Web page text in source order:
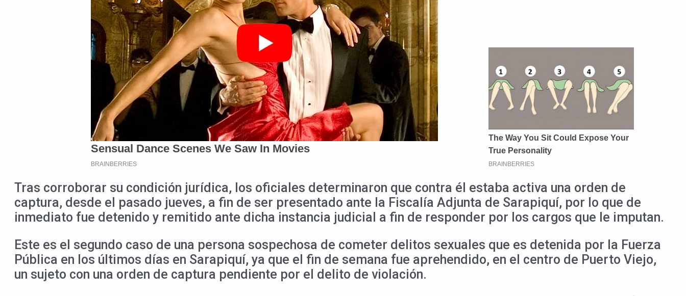
Tras corroborar su condición jurídica, los oficiales determinaron que contra él estaba activa una orden de
captura, desde el pasado jueves, a fin de ser presentado ante la Fiscalía Adjunta de Sarapiquí, por lo que de
inmediato fue detenido y remitido ante dicha instancia judicial a fin de responder por los cargos que le imputan.
Este es el segundo caso de una persona sospechosa de cometer delitos sexuales que es detenida por la Fuerza
Pública en los últimos días en Sarapiquí, ya que el fin de semana fue aprehendido, en el centro de Puerto Viejo,
un sujeto con una orden de captura pendiente por el delito de violación.